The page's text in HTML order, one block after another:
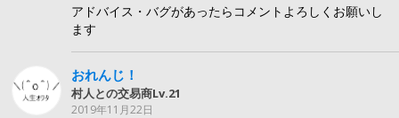
アドバイス・バグがあったらコメントよろしくお願いし
ます
おれんじ！
村人との交易商Lv.21
2019年11月22日